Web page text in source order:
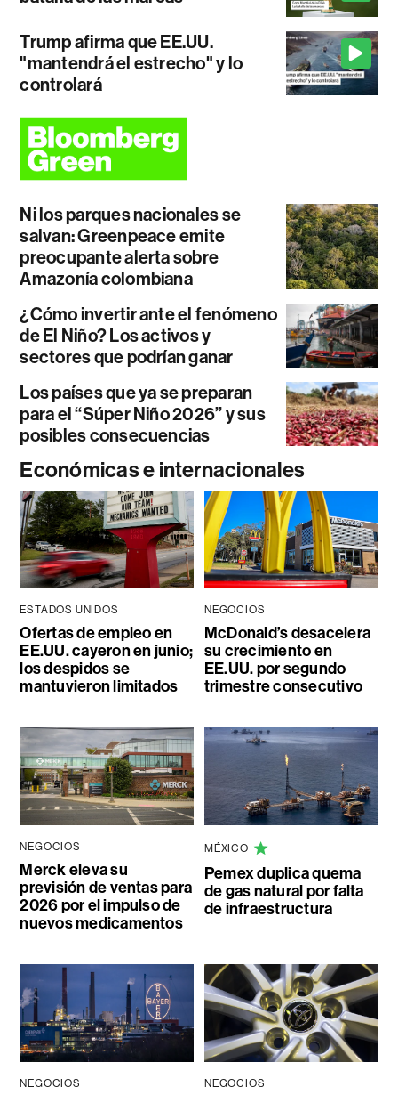
Trump afirma que EE.UU.
"mantendrá el estrecho" y lo
controlará
Ni los parques nacionales se
salvan: Greenpeace emite
preocupante alerta sobre
Amazonía colombiana
¿Cómo invertir ante el fenómeno
de El Niño? Los activos y
sectores que podrían ganar
Los países que ya se preparan
para el “Súper Niño 2026” y sus
posibles consecuencias
Económicas e internacionales
ESTADOS UNIDOS
Ofertas de empleo en
EE.UU. cayeron en junio;
los despidos se
mantuvieron limitados
NEGOCIOS
McDonald’s desacelera
su crecimiento en
EE.UU. por segundo
trimestre consecutivo
NEGOCIOS
Merck eleva su
previsión de ventas para
2026 por el impulso de
nuevos medicamentos
MÉXICO
Pemex duplica quema
de gas natural por falta
de infraestructura
NEGOCIOS NEGOCIOS